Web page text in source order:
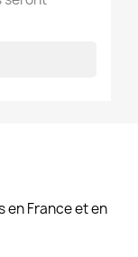
en France et en